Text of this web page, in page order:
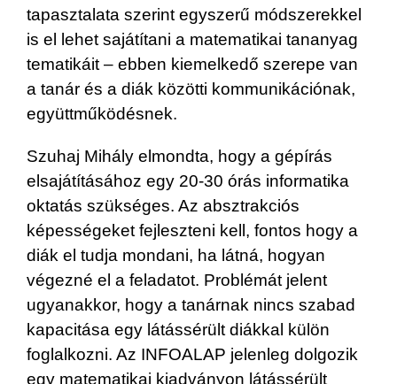
tapasztalata szerint egyszerű módszerekkel
is el lehet sajátítani a matematikai tananyag
tematikáit – ebben kiemelkedő szerepe van
a tanár és a diák közötti kommunikációnak,
együttműködésnek.
Szuhaj Mihály elmondta, hogy a gépírás
elsajátításához egy 20-30 órás informatika
oktatás szükséges. Az absztrakciós
képességeket fejleszteni kell, fontos hogy a
diák el tudja mondani, ha látná, hogyan
végezné el a feladatot. Problémát jelent
ugyanakkor, hogy a tanárnak nincs szabad
kapacitása egy látássérült diákkal külön
foglalkozni. Az INFOALAP jelenleg dolgozik
egy matematikai kiadványon látássérült